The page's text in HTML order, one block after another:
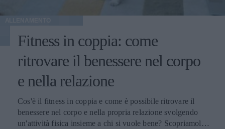
Fitness in coppia: come
ritrovare il benessere nel corpo
e nella relazione
Cos'è il fitness in coppia e come è possibile ritrovare il
benessere nel corpo e nella propria relazione svolgendo
un'attività fisica insieme a chi si vuole bene? Scopriamolo